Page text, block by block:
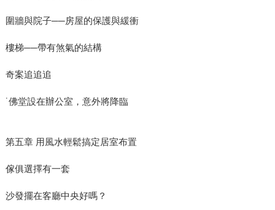
圍牆與院子──房屋的保護與緩衝
樓梯──帶有煞氣的結構
奇案追追追
˙佛堂設在辦公室，意外將降臨
第五章 用風水輕鬆搞定居室布置
傢俱選擇有一套
沙發擺在客廳中央好嗎？